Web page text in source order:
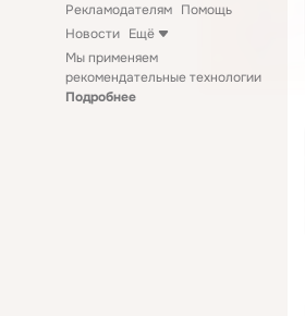
Рекламодателям Помощь
Новости Ещё
Мы применяем
рекомендательные технологии
Подробнее